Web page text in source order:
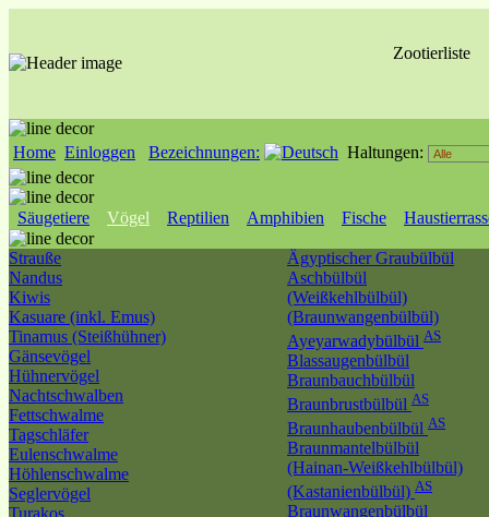
Zootierliste
Home Einloggen Bezeichnungen: Haltungen:
Säugetiere Vögel Reptilien Amphibien Fische
Strauße
Nandus
Kiwis
Kasuare (inkl. Emus)
Tinamus (Steißhühner)
Gänsevögel
Hühnervögel
Nachtschwalben
Fettschwalme
Tagschläfer
Eulenschwalme
Höhlenschwalme
Seglervögel
Turakos
Ägyptischer Graubülbül
Aschbülbül
(Weißkehlbülbül)
(Braunwangenbülbül)
Ayeyarwadybülbül AS
Blassaugenbülbül
Braunbauchbülbül
Braunbrustbülbül AS
Braunhaubenbülbül AS
Braunmantelbülbül
(Hainan-Weißkehlbülbül)
(Kastanienbülbül) AS
Braunwangenbülbül